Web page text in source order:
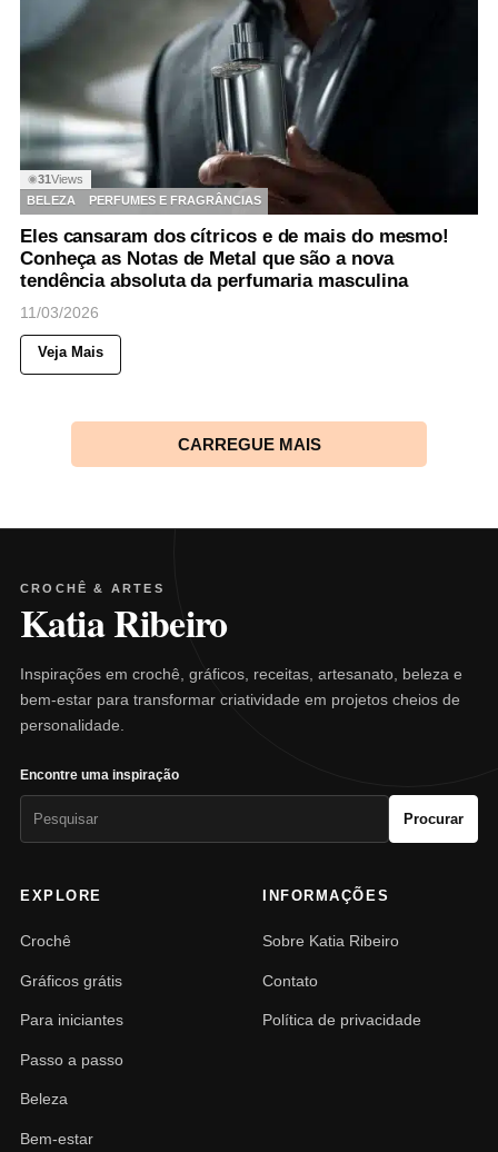
◉31Views
BELEZA
PERFUMES E FRAGRÂNCIAS
Eles cansaram dos cítricos e de mais do mesmo!
Conheça as Notas de Metal que são a nova
tendência absoluta da perfumaria masculina
11/03/2026
Veja Mais
CARREGUE MAIS
CROCHÊ & ARTES
Katia Ribeiro
Inspirações em crochê, gráficos, receitas, artesanato, beleza e
bem-estar para transformar criatividade em projetos cheios de
personalidade.
Encontre uma inspiração
Procurar
EXPLORE
Crochê
Gráficos grátis
Para iniciantes
Passo a passo
Beleza
Bem-estar
INFORMAÇÕES
Sobre Katia Ribeiro
Contato
Política de privacidade